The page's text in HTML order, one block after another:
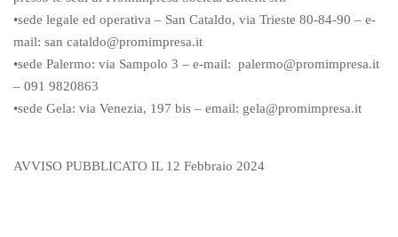
•sede legale ed operativa – San Cataldo, via Trieste 80-84-90 – e-
mail: san cataldo@promimpresa.it
•sede Palermo: via Sampolo 3 – e-mail: palermo@promimpresa.it
– 091 9820863
•sede Gela: via Venezia, 197 bis – email: gela@promimpresa.it
AVVISO PUBBLICATO IL 12 Febbraio 2024